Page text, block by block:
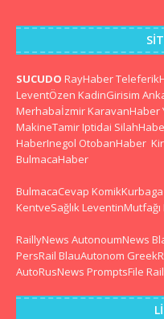
SUCUDO RayHaber
LeventÖzen KadinGirisim
Merhabaİzmir KaravanHaber
MakineTamir Iptidai
HaberInegol OtobanHaber
BulmacaHaber
BulmacaCevap KomikKurbaga
KentveSağlık LeventinMutfağı
RaillyNews AutonoumNews
PersRail BlauAutonom
AutoRusNews PromptsFile